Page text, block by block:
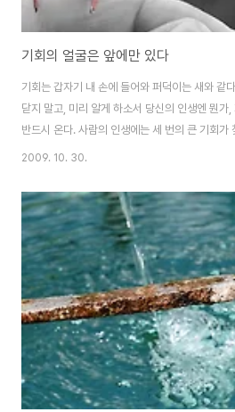
기회의 얼굴은 앞에만 있다
기회는 갑자기 내 손에 들어와 퍼덕이는 새와 같
닫지 말고, 미리 알게 하소서 당신의 인생엔 뭔가
반드시 온다. 사람의 인생에는 세 번의 큰 기회가
기회 중에 처음 한 번을 잘 잡으면 이것을 발판 삼
세 번째 기회까지 잡으면 거부(巨富)까지 될 수
라 기회의 크기는 다를 수 있으며, 그 순서도 달리
생에 적어도 한번쯤은 절호의 기회를 만나게 된
遇)’의 기회라고 하며, 일본에선 ‘솟타구’ 기회라
2009. 10. 30.